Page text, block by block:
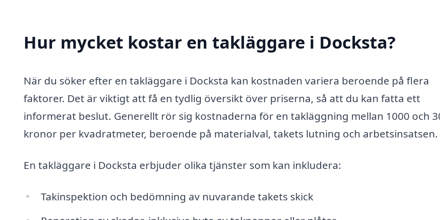
Hur mycket kostar en takläggare i Docksta?
När du söker efter en takläggare i Docksta kan kostnaden variera beroende på flera
faktorer. Det är viktigt att få en tydlig översikt över priserna, så att du kan fatta ett
informerat beslut. Generellt rör sig kostnaderna för en takläggning mellan 1000 och
kronor per kvadratmeter, beroende på materialval, takets lutning och arbetsinsatsen.
En takläggare i Docksta erbjuder olika tjänster som kan inkludera:
Takinspektion och bedömning av nuvarande takets skick